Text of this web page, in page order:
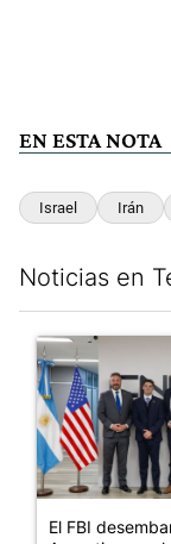
EN ESTA NOTA
Israel Irán
Noticias en
Un artículo de
El FBI